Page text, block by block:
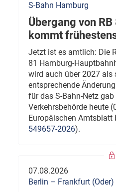
S-Bahn Hamburg
Übergang von
kommt
Jetzt ist es amtlich: Die
81 Hamburg-
wird auch über 2027 als
entsprechende
für das S-Bahn-Netz
Verkehrsbehörde heute
Europäischen Amtsblatt
549657-2026).
07.08.2026
Berlin – Frankfurt (Oder)